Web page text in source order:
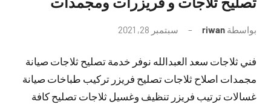
بواسطة riwan سبتمبر 28, 2021
تعليقات
فني ثلاجات سعد العبدالله نوفر خدمة تصليح ثلاجات صيانة
مجمدات اصلاح ثلاجات تصليح فريزر تركيب طباخات صيانة
غسالات ترتيب فريزر تنظيف وغسيل ثلاجات تصليح كافة